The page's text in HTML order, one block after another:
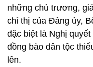
những chủ trương,
chỉ thị của Đảng ủy,
đặc biệt là Nghị
đồng bào dân tộc
lên.